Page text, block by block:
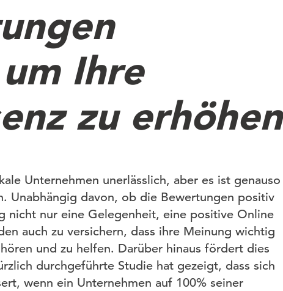
Ihre
zu erhöhen
Unternehmen unerlässlich, aber es ist genauso
Unabhängig davon, ob die Bewertungen positiv
nicht nur eine Gelegenheit, eine positive Online
auch zu versichern, dass ihre Meinung wichtig
und zu helfen. Darüber hinaus fördert dies
durchgeführte Studie hat gezeigt, dass sich
wenn ein Unternehmen auf 100% seiner